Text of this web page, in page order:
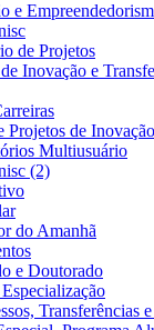
e
de Projetos
Inovação e
Projetos de Inovação
Multiusuário
(2)
do Amanhã
e Doutorado
Transferências